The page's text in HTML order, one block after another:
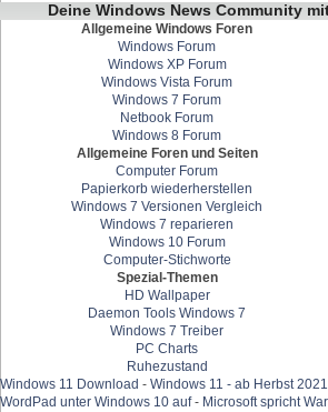
Deine Windows News Community
Allgemeine Windows Foren
Windows Forum
Windows XP Forum
Windows Vista Forum
Windows 7 Forum
Netbook Forum
Windows 8 Forum
Allgemeine Foren und Seiten
Computer Forum
Papierkorb wiederherstellen
Windows 7 Versionen Vergleich
Windows 7 reparieren
Windows 10 Forum
Computer-Stichworte
Spezial-Themen
HD Wallpaper
Daemon Tools Windows 7
Windows 7 Treiber
PC Charts
Ruhezustand
Windows 11 Download - Windows 11 - ab Herbst 2021
WordPad unter Windows 10 auf- Microsoft spricht